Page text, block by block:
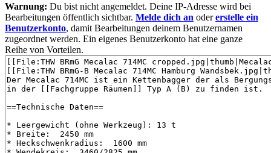
Warnung: Du bist nicht angemeldet. Deine IP-Adresse wird bei
Bearbeitungen öffentlich sichtbar. Melde dich an odererstelle ein
Benutzerkonto, damit Bearbeitungen deinem Benutzernamen
zugeordnet werden. Ein eigenes Benutzerkonto hat eine ganze
Reihe von Vorteilen.